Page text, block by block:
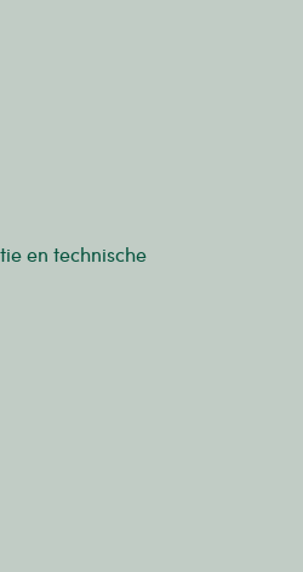
en technische